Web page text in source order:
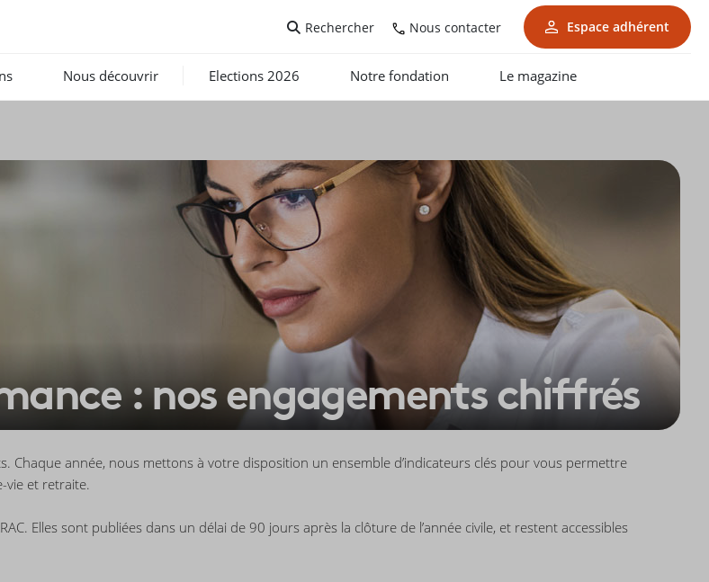
Rechercher Nous contacter Espace adhérent
Nous découvrir Elections 2026 Notre fondation Le magazine
: nos engagements chiffrés
Chaque année, nous mettons à votre disposition un ensemble d’indicateurs clés pour vous permettre
vie et retraite.
Elles sont publiées dans un délai de 90 jours après la clôture de l’année civile, et restent accessibles